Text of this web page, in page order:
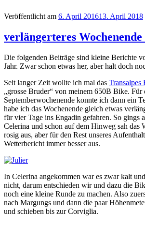
Veröffentlicht am 6. April 201613. April 2018
verlängerteres
Die folgenden Beiträge sind kleine Berichte
Jahr. Zwar schon etwas her, aber halt doch
Seit langer Zeit wollte ich mal das Transalpes
„grosse Bruder“ von meinem 650B Bike. Für
Septemberwochenende konnte ich dann ein
habe ich das Wochenende gleich etwas
für vier Tage ins Engadin gefahren. So gings
Celerina und schon auf dem Hinweg sah das
rosig aus, aber für den Rest unseres
Wetterbericht immer besser aus.
In Celerina angekommen war es zwar kalt
nicht, darum entschieden wir und dazu die
noch eine kleine Runde zu machen. Also
nach Margungs und dann die paar
und schieben bis zur Corviglia.